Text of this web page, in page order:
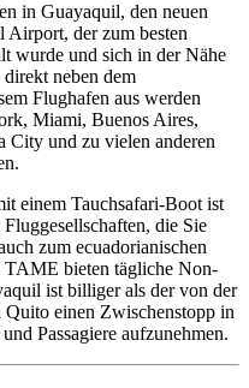
in Guayaquil, den neuen
Airport, der zum besten
wurde und sich in der Nähe
neben dem
Flughafen aus werden
Miami, Buenos Aires,
City und zu vielen anderen
einem Tauchsafari-Boot ist
die Sie
zum ecuadorianischen
bieten tägliche Non-
ist billiger als der von der
einen Zwischenstopp in
Passagiere aufzunehmen.